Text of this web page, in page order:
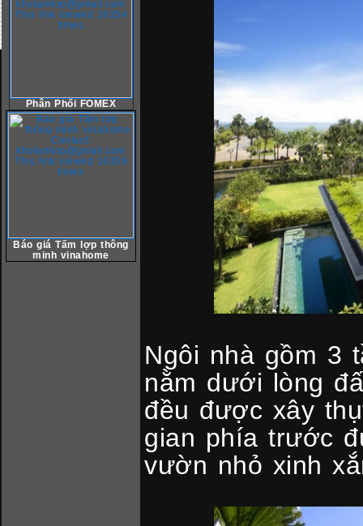
Phân Phối FOMEX
Báo giá Tấm lợp thông
minh vinahome
Ngôi nhà gồm 3
nằm dưới lòng
đều được xây
gian phía trước
vườn nhỏ xinh